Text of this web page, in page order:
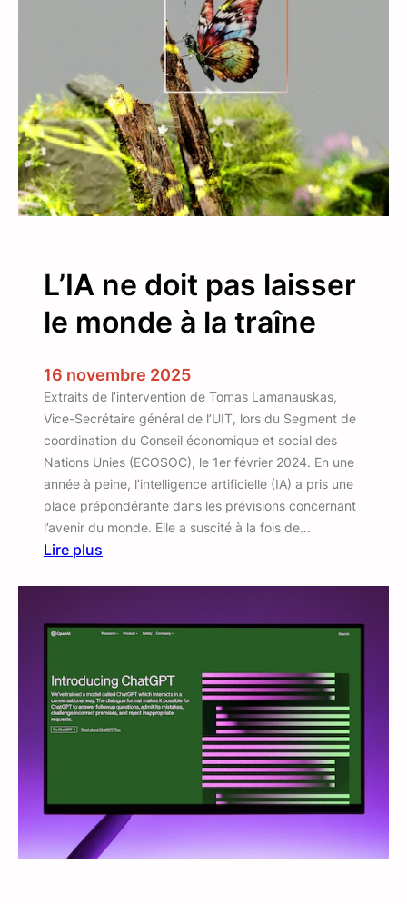
e
,
é
c
r
i
s
o
i
v
e
L’IA ne doit pas laisser
le monde à la traîne
16 novembre 2025
Extraits de l’intervention de Tomas Lamanauskas,
Vice-Secrétaire général de l’UIT, lors du Segment de
coordination du Conseil économique et social des
Nations Unies (ECOSOC), le 1er février 2024. En une
année à peine, l’intelligence artificielle (IA) a pris une
place prépondérante dans les prévisions concernant
l’avenir du monde. Elle a suscité à la fois de…
Lire plus
I
n
e
d
p
a
s